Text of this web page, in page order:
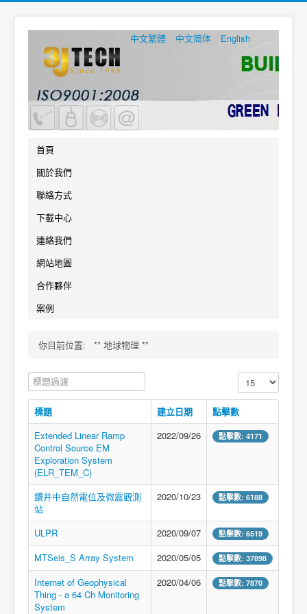
中文繁體 中文简体 English
首頁
關於我們
聯絡方式
下載中心
連絡我們
網站地圖
合作夥伴
案例
你目前位置: ** 地球物理 **
標題過濾 顯示數目
標題 建立日期
點擊數
Extended Linear Ramp
Control Source EM
Exploration System
(ELR_TEM_C)
2022/09/26 點擊數: 4171
鑽井中自然電位及微震觀測
站
2020/10/23 點擊數: 6188
ULPR 2020/09/07 點擊數: 6519
MTSeis_S Array System 2020/05/05 點擊數: 37898
Internet of Geophysical
Thing - a 64 Ch Monitoring
System
2020/04/06 點擊數: 7870